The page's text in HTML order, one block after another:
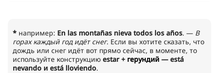
* например: En las montañas nieva todos los años. — B
горах каждый год идёт снег. Если вы хотите сказать, что
дождь или снег идёт вот прямо сейчас, в моменте, то
используйте конструкцию estar + герундий — está
nevando и está lloviendo.